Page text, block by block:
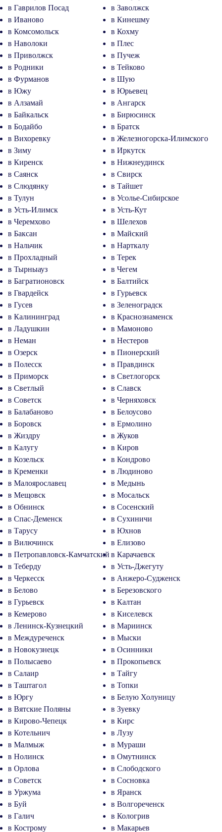
в Гаврилов Посад
в Заволжск
в Иваново
в Кинешму
в Комсомольск
в Кохму
в Наволоки
в Плес
в Приволжск
в Пучеж
в Родники
в Тейково
в Фурманов
в Шую
в Южу
в Юрьевец
в Алзамай
в Ангарск
в Байкальск
в Бирюсинск
в Бодайбо
в Братск
в Вихоревку
в Железногорска-Илимского
в Зиму
в Иркутск
в Киренск
в Нижнеудинск
в Саянск
в Свирск
в Слюдянку
в Тайшет
в Тулун
в Усолье-Сибирское
в Усть-Илимск
в Усть-Кут
в Черемхово
в Шелехов
в Баксан
в Майский
в Нальчик
в Нарткалу
в Прохладный
в Терек
в Тырныауз
в Чегем
в Багратионовск
в Балтийск
в Гвардейск
в Гурьевск
в Гусев
в Зеленоградск
в Калининград
в Краснознаменск
в Ладушкин
в Мамоново
в Неман
в Нестеров
в Озерск
в Пионерский
в Полесск
в Правдинск
в Приморск
в Светлогорск
в Светлый
в Славск
в Советск
в Черняховск
в Балабаново
в Белоусово
в Боровск
в Ермолино
в Жиздру
в Жуков
в Калугу
в Киров
в Козельск
в Кондрово
в Кременки
в Людиново
в Малоярославец
в Медынь
в Мещовск
в Мосальск
в Обнинск
в Сосенский
в Спас-Деменск
в Сухиничи
в Тарусу
в Юхнов
в Вилючинск
в Елизово
в Петропавловск-Камчатский в Карачаевск
в Теберду
в Усть-Джегуту
в Черкесск
в Анжеро-Судженск
в Белово
в Березовского
в Гурьевск
в Калтан
в Кемерово
в Киселевск
в Ленинск-Кузнецкий
в Мариинск
в Междуреченск
в Мыски
в Новокузнецк
в Осинники
в Полысаево
в Прокопьевск
в Салаир
в Тайгу
в Таштагол
в Топки
в Юргу
в Белую Холуницу
в Вятские Поляны
в Зуевку
в Кирово-Чепецк
в Кирс
в Котельнич
в Лузу
в Малмыж
в Мураши
в Нолинск
в Омутнинск
в Орлова
в Слободского
в Советск
в Сосновка
в Уржума
в Яранск
в Буй
в Волгореченск
в Галич
в Кологрив
в Кострому
в Макарьев